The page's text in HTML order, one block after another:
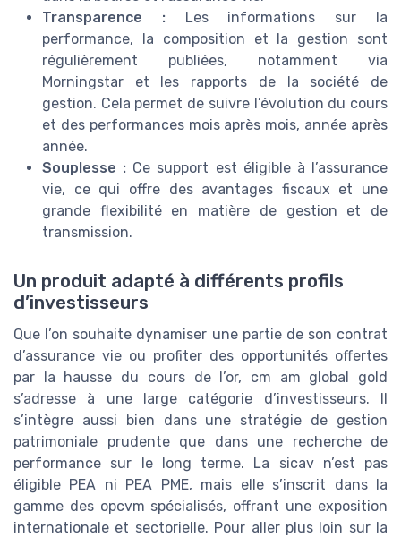
Transparence :Les informations sur la
performance, la composition et la gestion sont
régulièrement publiées, notamment via
Morningstar et les rapports de la société de
gestion. Cela permet de suivre l’évolution du cours
et des performances mois après mois, année après
année.
Souplesse : Ce support est éligible à l’assurance
vie, ce qui offre des avantages fiscaux et une
grande flexibilité en matière de gestion et de
transmission.
Un produit adapté à différents profils
d’investisseurs
Que l’on souhaite dynamiser une partie de son contrat
d’assurance vie ou profiter des opportunités offertes
par la hausse du cours de l’or, cm am global gold
s’adresse à une large catégorie d’investisseurs. Il
s’intègre aussi bien dans une stratégie de gestion
patrimoniale prudente que dans une recherche de
performance sur le long terme. La sicav n’est pas
éligible PEA ni PEA PME, mais elle s’inscrit dans la
gamme des opcvm spécialisés, offrant une exposition
internationale et sectorielle. Pour aller plus loin sur la